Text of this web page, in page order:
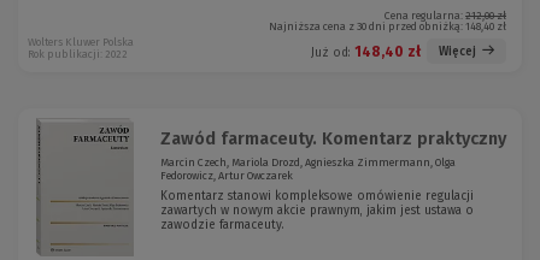
Cena regularna: 212,00 zł
Najniższa cena z 30 dni przed obniżką: 148,40 zł
Już od: 148,40 zł Więcej
Wolters Kluwer Polska
Rok publikacji: 2022
Zawód farmaceuty. Komentarz praktyczny
Marcin Czech, Mariola Drozd, Agnieszka Zimmermann, Olga
Fedorowicz, Artur Owczarek
Komentarz stanowi kompleksowe omówienie regulacji
zawartych w nowym akcie prawnym, jakim jest ustawa o
zawodzie farmaceuty.